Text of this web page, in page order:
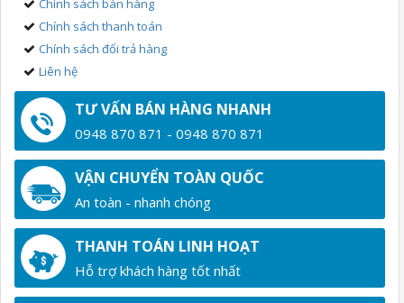
Chính sách thanh toán
Chính sách đổi trả hàng
Liên hệ
TƯ VẤN BÁN HÀNG NHANH
0948 870 871 - 0948 870 871
VẬN CHUYỂN TOÀN QUỐC
An toàn - nhanh chóng
THANH TOÁN LINH HOẠT
Hỗ trợ khách hàng tốt nhất